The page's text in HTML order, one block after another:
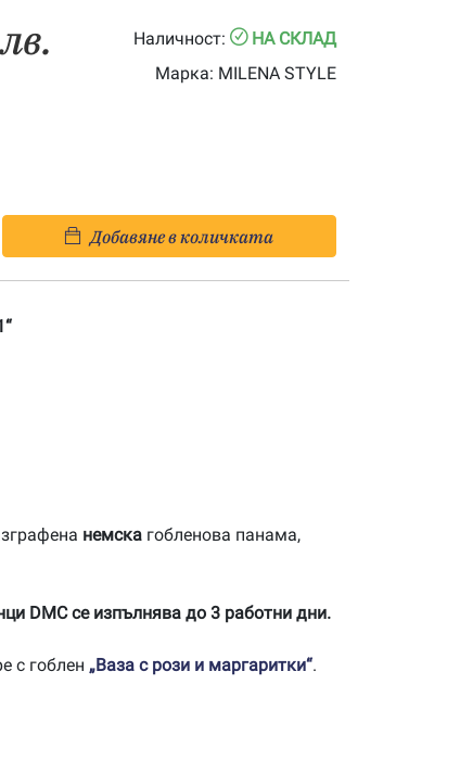
Наличност:
НА СКЛАД
Марка: MILENA STYLE
Добавяне в количката
немска гобленова панама,
DMC се изпълнява до 3 работни дни.
с гоблен „Ваза с рози и маргаритки“.